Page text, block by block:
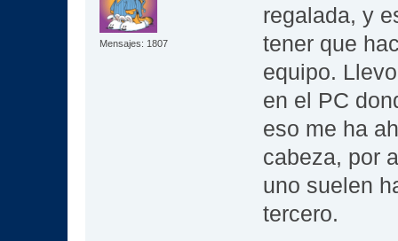
Mensajes: 1807
regalada, y
tener que
equipo.
en el PC
eso me ha
cabeza, por
uno suelen
tercero.